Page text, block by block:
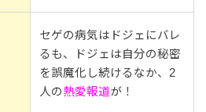
セゲの病気はドジェにバレ
るも、ドジェは自分の秘密
を誤魔化し続けるなか、2
人の熱愛報道が！